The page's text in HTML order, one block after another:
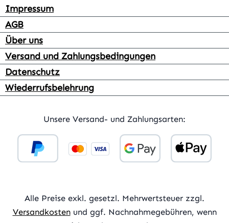
Impressum
AGB
Über uns
Versand und Zahlungsbedingungen
Datenschutz
Wiederrufsbelehrung
Unsere Versand- und Zahlungsarten:
Alle Preise exkl. gesetzl. Mehrwertsteuer zzgl.
Versandkostenund ggf. Nachnahmegebühren, wenn